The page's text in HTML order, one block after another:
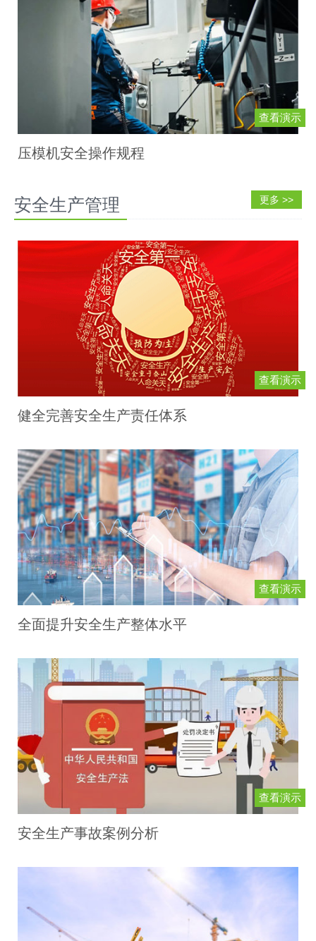
查看演示
压模机安全操作规程
安全生产管理 更多 >>
查看演示
健全完善安全生产责任体系
查看演示
全面提升安全生产整体水平
查看演示
安全生产事故案例分析